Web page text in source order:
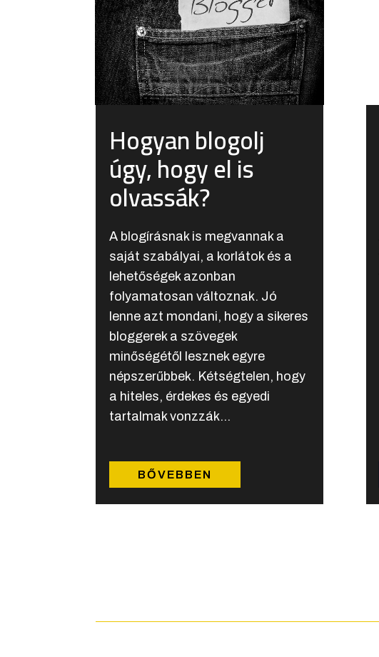
Hogyan blogolj
úgy, hogy el is
olvassák?
A blogírásnak is megvannak a
saját szabályai, a korlátok és a
lehetőségek azonban
folyamatosan változnak. Jó
lenne azt mondani, hogy a sikeres
bloggerek a szövegek
minőségétől lesznek egyre
népszerűbbek. Kétségtelen, hogy
a hiteles, érdekes és egyedi
tartalmak vonzzák...
BŐVEBBEN